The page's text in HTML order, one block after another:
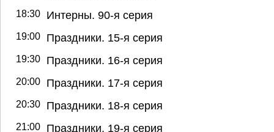
18:30 Интерны. 90-я серия
19:00 Праздники. 15-я серия
19:30 Праздники. 16-я серия
20:00 Праздники. 17-я серия
20:30 Праздники. 18-я серия
21:00 Праздники. 19-я серия